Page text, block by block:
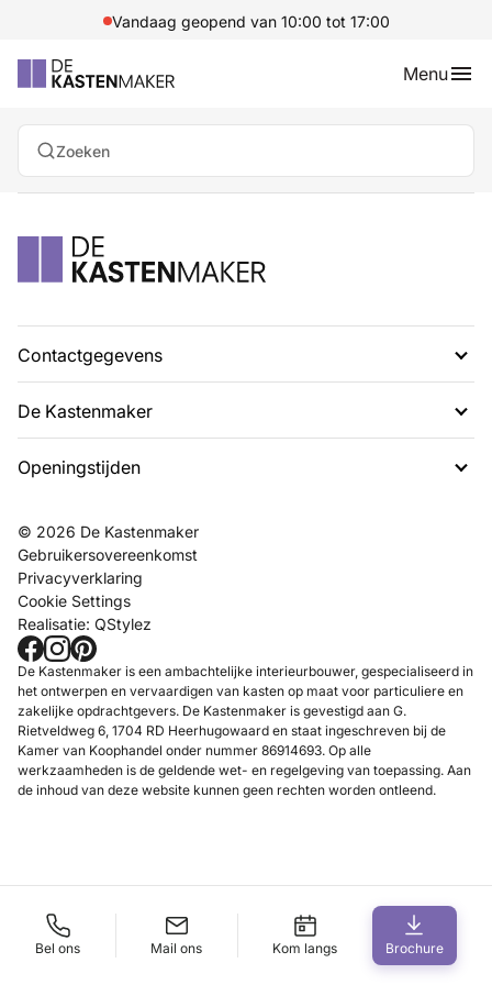
Vandaag geopend van 10:00 tot 17:00
Menu
Zoeken
Contactgegevens
G. Rietveldweg 6
1703 DD Heerhugowaard
072 574 48 54
De Kastenmaker
Over ons
Contact
Inspiratie
FAQ
Werken bij
Showroom
Maak een afspraak
Openingstijden
Dinsdag t/m Zaterdag
tussen 10.00 en 17.00 uur.
© 2026 De Kastenmaker
Gebruikersovereenkomst
Privacyverklaring
Cookie Settings
Realisatie: QStylez
De Kastenmaker is een ambachtelijke interieurbouwer, gespecialiseerd in
het ontwerpen en vervaardigen van kasten op maat voor particuliere en
zakelijke opdrachtgevers. De Kastenmaker is gevestigd aan G.
Rietveldweg 6, 1704 RD Heerhugowaard en staat ingeschreven bij de
Kamer van Koophandel onder nummer 86914693. Op alle
werkzaamheden is de geldende wet- en regelgeving van toepassing. Aan
de inhoud van deze website kunnen geen rechten worden ontleend.
Bel ons Mail ons Kom langs Brochure